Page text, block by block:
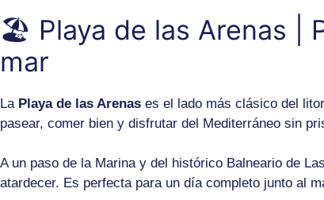
🏖️ Playa de las Arenas |
mar
La Playa de las Arenas es el lado más clásico del
pasear, comer bien y disfrutar del Mediterráneo sin
A un paso de la Marina y del histórico Balneario de
atardecer. Es perfecta para un día completo junto al